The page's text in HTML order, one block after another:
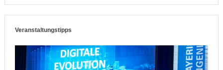
Veranstaltungstipps